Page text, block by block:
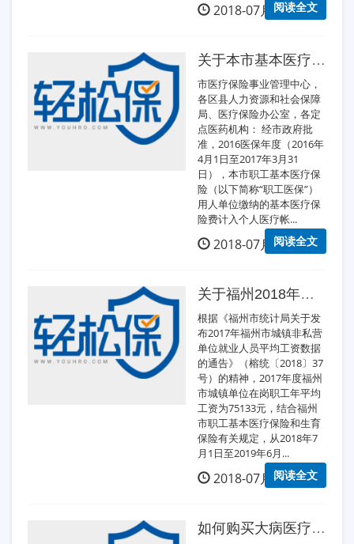
2018-07月23日
阅读全文
关于本市基本医疗保险2016医保年度转换有关事项的通知
市医疗保险事业管理中心，
各区县人力资源和社会保障
局、医疗保险办公室，各定
点医药机构： 经市政府批
准，2016医保年度（2016年
4月1日至2017年3月31
日），本市职工基本医疗保
险（以下简称“职工医保”）
用人单位缴纳的基本医疗保
险费计入个人医疗帐...
2018-07月23日
阅读全文
关于福州2018年职工基本医疗保险和生育保险缴费基数标准调整的通知
根据《福州市统计局关于发
布2017年福州市城镇非私营
单位就业人员平均工资数据
的通告》（榕统〔2018〕37
号）的精神，2017年度福州
市城镇单位在岗职工年平均
工资为75133元，结合福州
市职工基本医疗保险和生育
保险有关规定，从2018年7
月1日至2019年6月...
2018-07月04日
阅读全文
如何购买大病医疗保险?怎么购买大病医疗保险？